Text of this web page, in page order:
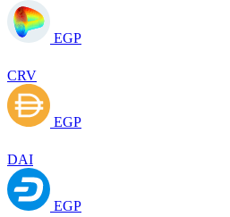
EGP
CRV
EGP
DAI
EGP